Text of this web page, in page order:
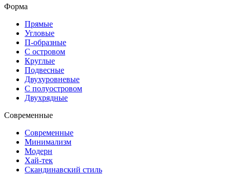
Форма
Прямые
Угловые
П-образные
С островом
Круглые
Подвесные
Двухуровневые
С полуостровом
Двухрядные
Современные
Современные
Минимализм
Модерн
Хай-тек
Скандинавский стиль